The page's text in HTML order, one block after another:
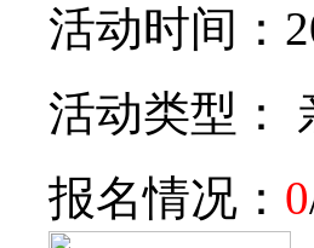
活动时间：
活动类型：
报名情况： 0